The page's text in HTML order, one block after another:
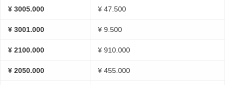
¥ 3005.000 ¥ 47.500
¥ 3001.000 ¥ 9.500
¥ 2100.000 ¥ 910.000
¥ 2050.000 ¥ 455.000